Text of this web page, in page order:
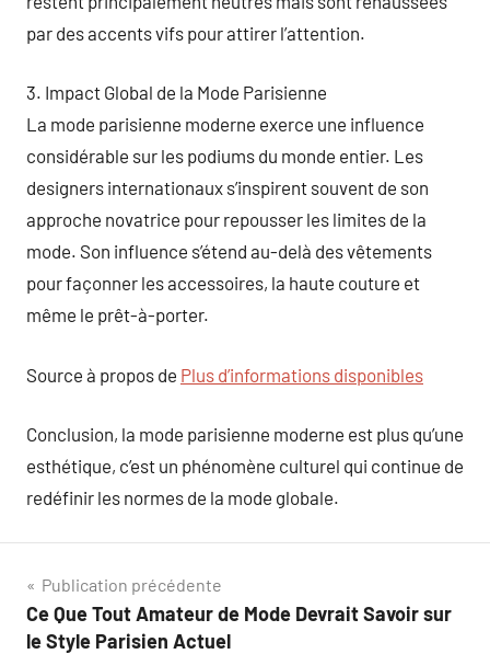
par des accents vifs pour attirer l’attention.
3. Impact Global de la Mode Parisienne
La mode parisienne moderne exerce une influence
considérable sur les podiums du monde entier. Les
designers internationaux s’inspirent souvent de son
approche novatrice pour repousser les limites de la
mode. Son influence s’étend au-delà des vêtements
pour façonner les accessoires, la haute couture et
même le prêt-à-porter.
Source à propos de Plus d’informations disponibles
Conclusion, la mode parisienne moderne est plus qu’une
esthétique, c’est un phénomène culturel qui continue de
redéfinir les normes de la mode globale.
Navigation
de
Publication précédente
Ce Que Tout Amateur de Mode Devrait Savoir sur
le Style Parisien Actuel